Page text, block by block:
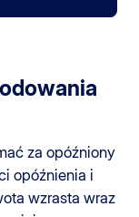
za opóźniony
opóźnienia i
wzrasta wraz